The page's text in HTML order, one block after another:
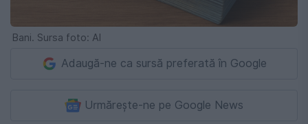
Bani. Sursa foto: AI
Adaugă-ne ca sursă preferată în Google
Urmărește-ne pe Google News